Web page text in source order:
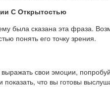
С Открытостью
была сказана эта фраза.
понять его точку зрения.
свои эмоции,
что вы готовы